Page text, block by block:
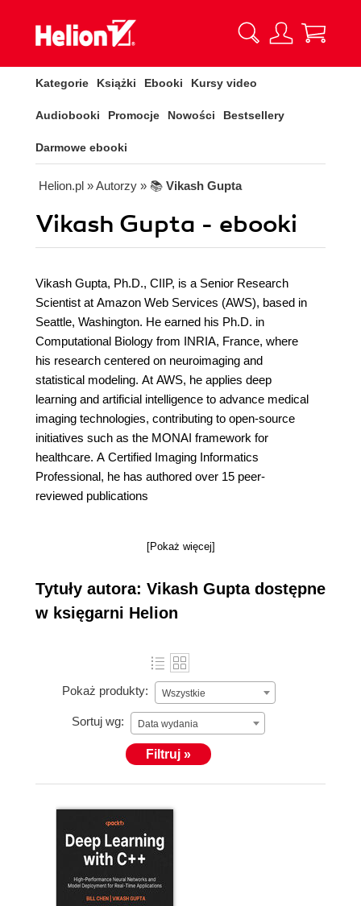
Kategorie Książki Ebooki Kursy video
Audiobooki Promocje Nowości Bestsellery
Darmowe ebooki
Helion.pl » Autorzy » 📚 Vikash Gupta
Vikash Gupta - ebooki
Vikash Gupta, Ph.D., CIIP, is a Senior Research
Scientist at Amazon Web Services (AWS), based in
Seattle, Washington. He earned his Ph.D. in
Computational Biology from INRIA, France, where
his research centered on neuroimaging and
statistical modeling. At AWS, he applies deep
learning and artificial intelligence to advance medical
imaging technologies, contributing to open-source
initiatives such as the MONAI framework for
healthcare. A Certified Imaging Informatics
Professional, he has authored over 15 peer-
reviewed publications
[Pokaż więcej]
Tytuły autora: Vikash Gupta dostępne
w księgarni Helion
Pokaż produkty: Wszystkie
Sortuj wg: Data wydania
Filtruj »